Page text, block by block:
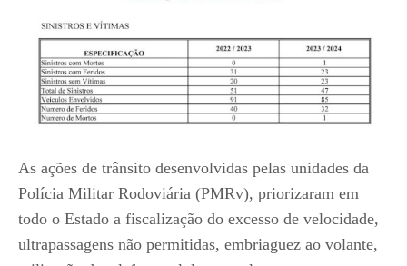
As ações de trânsito desenvolvidas pelas unidades da
Polícia Militar Rodoviária (PMRv), priorizaram em
todo o Estado a fiscalização do excesso de velocidade,
ultrapassagens não permitidas, embriaguez ao volante,